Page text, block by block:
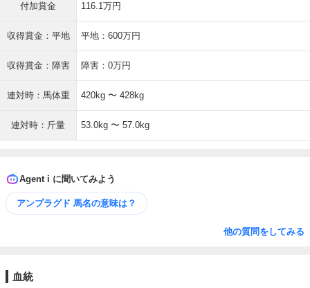
付加賞金 116.1万円
収得賞金：平地 平地：600万円
収得賞金：障害 障害：0万円
連対時：馬体重 420kg 〜 428kg
連対時：斤量 53.0kg 〜 57.0kg
Agent i に聞いてみよう
アンプラグド 馬名の意味は？
他の質問をしてみる
血統